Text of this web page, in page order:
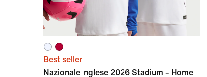
Best seller
Nazionale inglese 2026 Stadium – Home